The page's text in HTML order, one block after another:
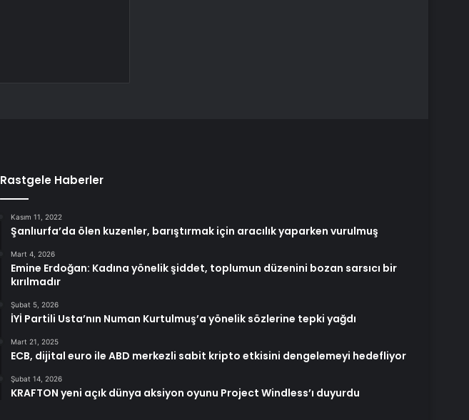
Rastgele Haberler
Kasım 11, 2022
Şanlıurfa’da ölen kuzenler, barıştırmak için aracılık yaparken vurulmuş
Mart 4, 2026
Emine Erdoğan: Kadına yönelik şiddet, toplumun düzenini bozan sarsıcı bir
kırılmadır
Şubat 5, 2026
İYİ Partili Usta’nın Numan Kurtulmuş’a yönelik sözlerine tepki yağdı
Mart 21, 2025
ECB, dijital euro ile ABD merkezli sabit kripto etkisini dengelemeyi hedefliyor
Şubat 14, 2026
KRAFTON yeni açık dünya aksiyon oyunu Project Windless’ı duyurdu